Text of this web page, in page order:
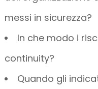
messi in sicurezza?
In che modo i
continuity?
Quando gli